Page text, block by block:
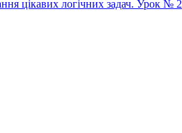
цікавих логічних задач. Урок № 2